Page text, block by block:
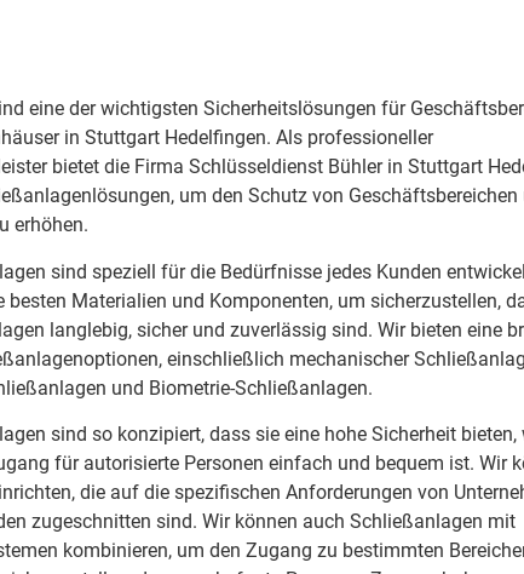
eine der wichtigsten Sicherheitslösungen für
in Stuttgart Hedelfingen. Als professioneller
bietet die Firma Schlüsseldienst Bühler in Stuttgart
um den Schutz von Geschäftsbereichen
erhöhen.
sind speziell für die Bedürfnisse jedes Kunden
besten Materialien und Komponenten, um sicherzustellen,
langlebig, sicher und zuverlässig sind. Wir bieten eine
einschließlich mechanischer
und Biometrie-Schließanlagen.
sind so konzipiert, dass sie eine hohe Sicherheit bieten,
für autorisierte Personen einfach und bequem ist. Wir
die auf die spezifischen Anforderungen von
zugeschnitten sind. Wir können auch Schließanlagen mit
kombinieren, um den Zugang zu bestimmten